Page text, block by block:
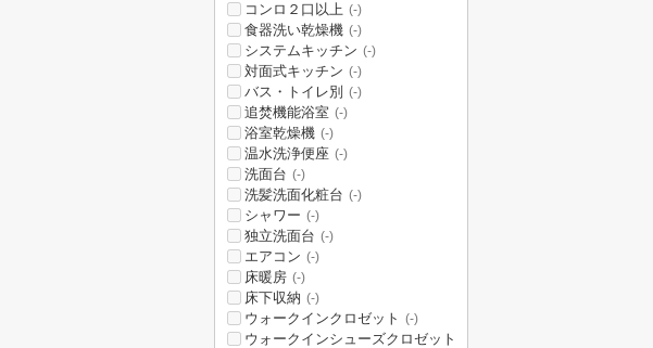
コンロ２口以上 (-)
食器洗い乾燥機 (-)
システムキッチン (-)
対面式キッチン (-)
バス・トイレ別 (-)
追焚機能浴室 (-)
浴室乾燥機 (-)
温水洗浄便座 (-)
洗面台 (-)
洗髪洗面化粧台 (-)
シャワー (-)
独立洗面台 (-)
エアコン (-)
床暖房 (-)
床下収納 (-)
ウォークインクロゼット (-)
ウォークインシューズクロゼット